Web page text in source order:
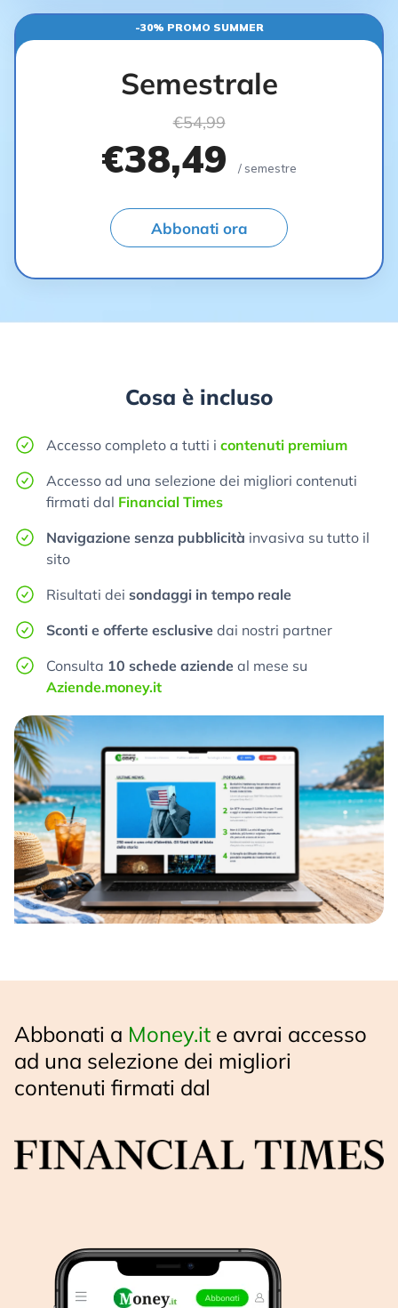
-30% PROMO SUMMER
Semestrale
€54,99
€38,49 / semestre
Abbonati ora
Cosa è incluso
Accesso completo a tutti i contenuti premium
Accesso ad una selezione dei migliori contenuti
firmati dal Financial Times
Navigazione senza pubblicità invasiva su tutto il
sito
Risultati dei sondaggi in tempo reale
Sconti e offerte esclusive dai nostri partner
Consulta 10 schede aziende al mese su
Aziende.money.it
Abbonati a Money.it e avrai accesso
ad una selezione dei migliori
contenuti firmati dal